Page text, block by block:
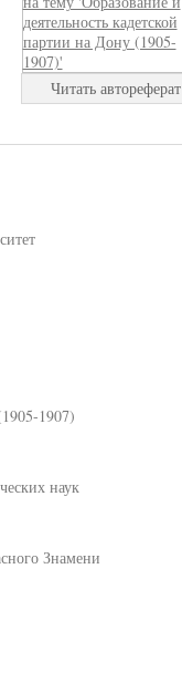
Читать автореферат
1907)
наук
Знамени